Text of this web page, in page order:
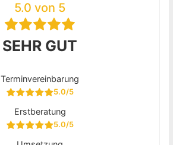
5.0 von 5
SEHR GUT
Terminvereinbarung
5.0/5
Erstberatung
5.0/5